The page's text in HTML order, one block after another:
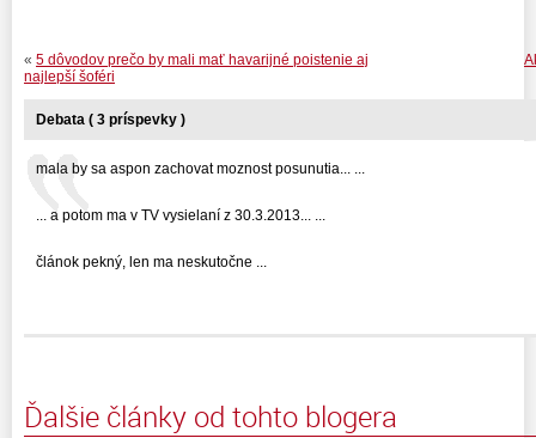
« 5 dôvodov prečo by mali mať havarijné poistenie aj
najlepší šoféri
Debata ( 3 príspevky )
mala by sa aspon zachovat moznost posunutia... ...
... a potom ma v TV vysielaní z 30.3.2013... ...
článok pekný, len ma neskutočne ...
Ďalšie články od tohto blogera